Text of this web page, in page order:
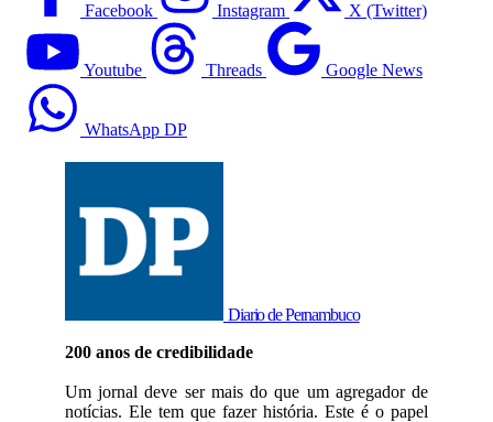
Facebook Instagram X (Twitter)
Youtube Threads Google News
WhatsApp DP
Diario de Pernambuco
200 anos de credibilidade
Um jornal deve ser mais do que um agregador de
notícias. Ele tem que fazer história. Este é o papel